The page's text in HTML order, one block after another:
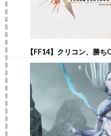
【FF14】クリコン、勝